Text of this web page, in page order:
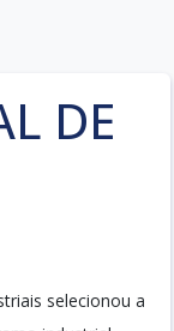
DE
selecionou a